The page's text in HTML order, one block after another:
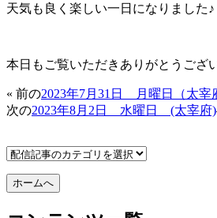
天気も良く楽しい一日になりました♪
本日もご覧いただきありがとうござ
« 前の2023年7月31日 月曜日（太宰
次の2023年8月2日 水曜日 (太宰府)